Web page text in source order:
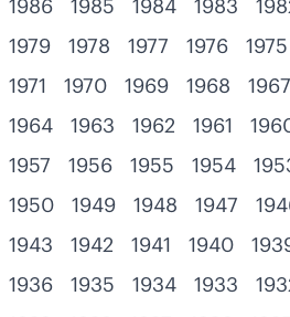
1986
1985 1984 1983
1979
1978 1977 1976 1975
1971
1970 1969 1968 1967
1964
1963 1962 1961
1957
1956 1955 1954
1950
1949 1948 1947
1943
1942 1941 1940
1936
1935 1934 1933